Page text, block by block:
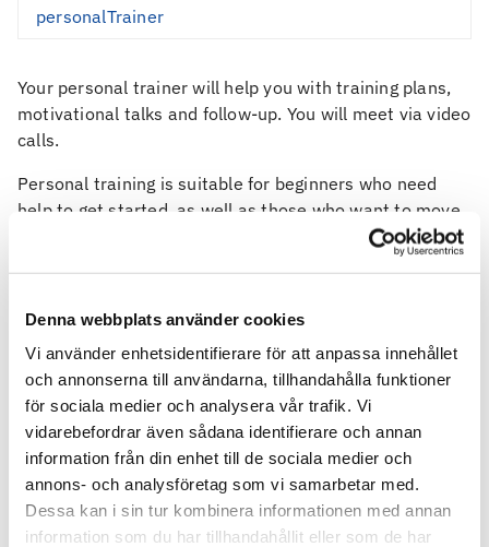
Denna webbplats använder cookies
Vi använder enhetsidentifierare för att anpassa innehållet
och annonserna till användarna, tillhandahålla funktioner
för sociala medier och analysera vår trafik. Vi
vidarebefordrar även sådana identifierare och annan
information från din enhet till de sociala medier och
annons- och analysföretag som vi samarbetar med.
Dessa kan i sin tur kombinera informationen med annan
information som du har tillhandahållit eller som de har
personalTrainer
Your personal trainer will help you with training plans,
motivational talks and follow-up. You will meet via video
calls.
Personal training is suitable for beginners who need
help to get started, as well as those who want to move
forward or have specific goals for their training.
Together with a personal trainer, you can optimise your
goals.
Some examples of what you can get help with:
Getting started with training (running, strength
etc, from scratch)
Exploring different forms of exercise
Functional training indoors and outdoors (using
minimal equipment)